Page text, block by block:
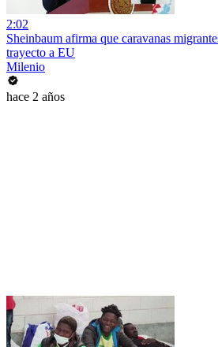
2:02
Sheinbaum afirma que caravanas
trayecto a EU
Milenio
hace 2 años